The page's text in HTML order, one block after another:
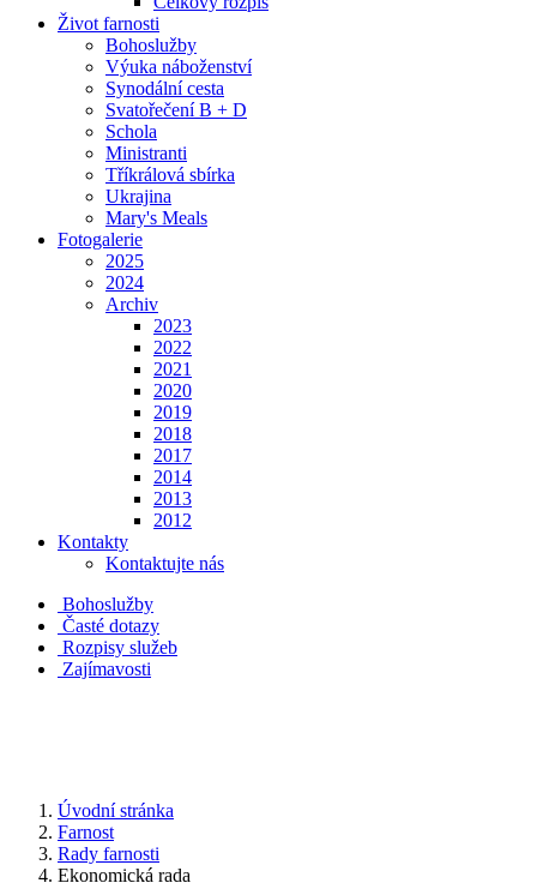
Život farnosti
Bohoslužby
Výuka náboženství
Synodální cesta
Svatořečení B + D
Schola
Ministranti
Tříkrálová sbírka
Ukrajina
Mary's Meals
Fotogalerie
2025
2024
Archiv
2023
2022
2021
2020
2019
2018
2017
2014
2013
2012
Kontakty
Kontaktujte nás
Bohoslužby
Časté dotazy
Rozpisy služeb
Zajímavosti
Úvodní stránka
Farnost
Rady farnosti
Ekonomická rada